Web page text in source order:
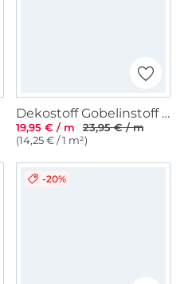
Dekostoff Gobelinstoff Strawberry Jam, beige
19,95 € / m
23,95 € / m
(14,25 € / 1 m²)
-20%